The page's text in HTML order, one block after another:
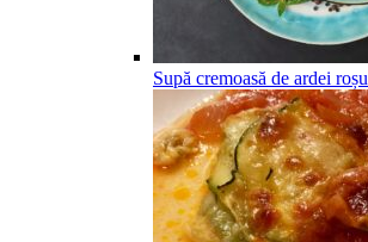
Supă cremoasă de ardei roșu